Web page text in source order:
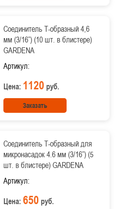
Соединитель Т-образный 4,6
мм (3/16”) (10 шт. в блистере)
GARDENA
Артикул:
Цена: 1120 руб.
Заказать
Соединитель T-образный для
микронасадок 4.6 мм (3/16”) (5
шт. в блистере) GARDENA
Артикул:
Цена: 650 руб.